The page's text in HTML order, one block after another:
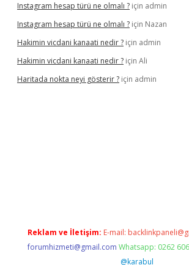
Instagram hesap türü ne olmalı ? için admin
Instagram hesap türü ne olmalı ? için Nazan
Hakimin vicdani kanaati nedir ? için admin
Hakimin vicdani kanaati nedir ? için Ali
Haritada nokta neyi gösterir ? için admin
Reklam ve İletişim: E-mail:
forumhizmeti@gmail.com Whatsapp: 0262
@karabul